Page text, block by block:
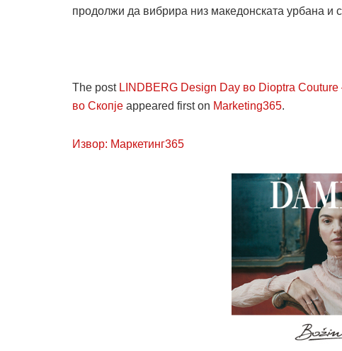
продолжи да вибрира низ македонската урбана и
The post LINDBERG Design Day во Dioptra Couture
во Скопје appeared first on Marketing365.
Извор: Маркетинг365